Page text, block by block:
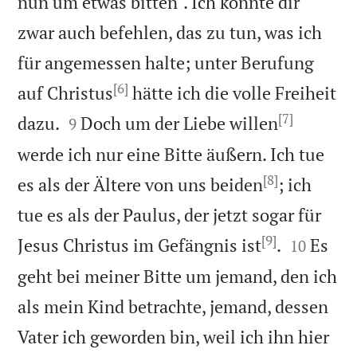
zwar auch befehlen, das zu tun, was ich
für angemessen halte; unter Berufung
auf Christus[6] hätte ich die volle Freiheit
dazu. 

9 Doch um der Liebe willen[7]
werde ich nur eine Bitte äußern. Ich tue
es als der Ältere von uns beiden[8]; ich
tue es als der Paulus, der jetzt sogar für
Jesus Christus im Gefängnis ist[9]. 

10 Es
geht bei meiner Bitte um jemand, den ich
als mein Kind betrachte, jemand, dessen
Vater ich geworden bin, weil ich ihn hier